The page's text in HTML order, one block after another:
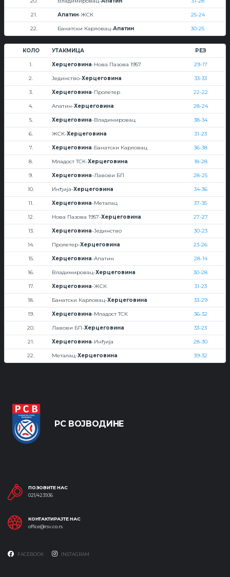
21. Апатин-ЖСК 25-24
22. Банатски Карловац-Апатин 30-25
КОЛО УТАКМИЦА РЕЗ
1. Херцеговина-Нова Пазова 1957 29-17
2. Јединство-Херцеговина 33-33
3. Херцеговина-Пролетер 22-22
4. Апатин-Херцеговина 28-24
5. Херцеговина-Владимировац 38-34
6. ЖСК-Херцеговина 31-23
7. Херцеговина-Банатски Карловац 36-38
8. Младост ТСК-Херцеговина 18-28
9. Херцеговина-Лавови БП 28-25
10. Инђија-Херцеговина 34-36
11. Херцеговина-Металац 37-35
12. Нова Пазова 1957-Херцеговина 27-27
13. Херцеговина-Јединство 30-23
14. Пролетер-Херцеговина 23-26
15. Херцеговина-Апатин 28-14
16. Владимировац-Херцеговина 30-28
17. Херцеговина-ЖСК 31-23
18. Банатски Карловац-Херцеговина 33-29
19. Херцеговина-Младост ТСК 36-32
20. Лавови БП-Херцеговина 33-23
21. Херцеговина-Инђија 28-30
22. Металац-Херцеговина 39-32
РС ВОЈВОДИНЕ
ПОЗОВИТЕ НАС
021/423936
КОНТАКТИРАЈТЕ НАС
office@rsv.co.rs
FACEBOOK INSTAGRAM